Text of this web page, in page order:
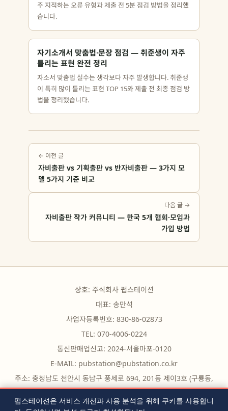
주 지적하는 오류 유형과 제출 전 5분 점검 방법을 정리했
습니다.
자기소개서 맞춤법·문장 점검 — 취준생이 자주
틀리는 표현 완전 정리
자소서 맞춤법 실수는 생각보다 자주 발생합니다. 취준생
이 특히 많이 틀리는 표현 TOP 15와 제출 전 최종 점검 방
법을 정리했습니다.
← 이전 글
자비출판 vs 기획출판 vs 반자비출판 — 3가지 모
델 5가지 기준 비교
다음 글 →
자비출판 작가 커뮤니티 — 한국 5개 협회·모임과
가입 방법
상호: 주식회사 펍스테이션
대표: 송만석
사업자등록번호: 830-86-02873
TEL: 070-4006-0224
통신판매업신고: 2024-서울마포-0120
E-MAIL: pubstation@pubstation.co.kr
주소: 충청남도 천안시 동남구 풍세로 694, 201동 제이3호 (구룡동,
구룡빌딩)
펍스테이션은 서비스 개선과 사용 분석을 위해 쿠키를 사용합니